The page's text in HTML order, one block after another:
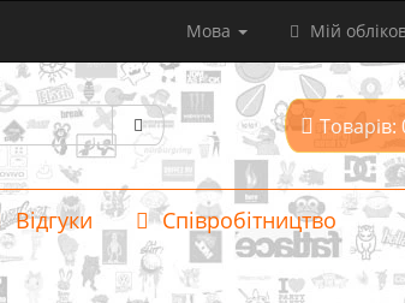
Мова Мій
Товарів:
Відгуки Співробітництво